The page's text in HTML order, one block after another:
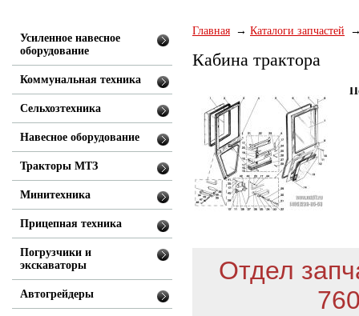
Главная Каталоги запчастей
Кабина трактора
Отдел
Усиленное навесное
оборудование
Коммунальная техника
Сельхозтехника
Навесное оборудование
Тракторы МТЗ
Минитехника
Прицепная техника
Погрузчики и
экскаваторы
Автогрейдеры